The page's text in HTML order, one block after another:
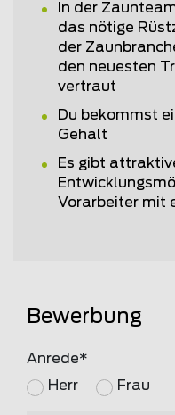
In der
das nötige
der
den neuesten
vertraut
Du bekommst
Gehalt
Es gibt
Vorarbeiter mit
Bewerbung
Anrede
Herr
Frau